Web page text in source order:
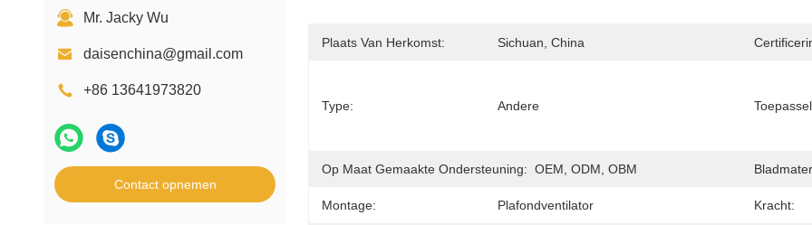
Mr. Jacky Wu
daisenchina@gmail.com
+86 13641973820
Contact opnemen
Plaats Van Herkomst: Sichuan, China
Type: Andere
Op Maat Gemaakte Ondersteuning: OEM, ODM, OBM
Montage: Plafondventilator Kracht: